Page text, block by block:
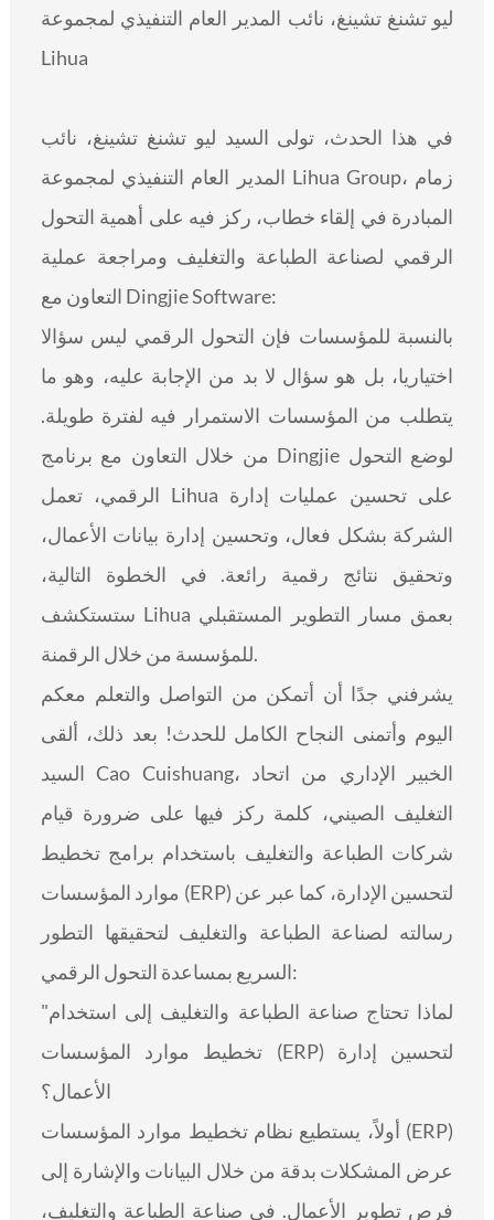
ليو تشنغ تشينغ، نائب المدير العام التنفيذي لمجموعة
Lihua
في هذا الحدث، تولى السيد ليو تشنغ تشينغ، نائب
المدير العام التنفيذي لمجموعة Lihua Group، زمام
المبادرة في إلقاء خطاب، ركز فيه على أهمية التحول
الرقمي لصناعة الطباعة والتغليف ومراجعة عملية
التعاون مع Dingjie Software:
بالنسبة للمؤسسات فإن التحول الرقمي ليس سؤالا
اختياريا، بل هو سؤال لا بد من الإجابة عليه، وهو ما
يتطلب من المؤسسات الاستمرار فيه لفترة طويلة.
من خلال التعاون مع برنامج Dingjie لوضع التحول
الرقمي، تعمل Lihua على تحسين عمليات إدارة
الشركة بشكل فعال، وتحسين إدارة بيانات الأعمال،
وتحقيق نتائج رقمية رائعة. في الخطوة التالية،
ستستكشف Lihua بعمق مسار التطوير المستقبلي
للمؤسسة من خلال الرقمنة.
يشرفني جدًا أن أتمكن من التواصل والتعلم معكم
اليوم وأتمنى النجاح الكامل للحدث! بعد ذلك، ألقى
السيد Cao Cuishuang، الخبير الإداري من اتحاد
التغليف الصيني، كلمة ركز فيها على ضرورة قيام
شركات الطباعة والتغليف باستخدام برامج تخطيط
موارد المؤسسات (ERP) لتحسين الإدارة، كما عبر عن
رسالته لصناعة الطباعة والتغليف لتحقيقها التطور
السريع بمساعدة التحول الرقمي:
"لماذا تحتاج صناعة الطباعة والتغليف إلى استخدام
تخطيط موارد المؤسسات (ERP) لتحسين إدارة
الأعمال؟
أولاً، يستطيع نظام تخطيط موارد المؤسسات (ERP)
عرض المشكلات بدقة من خلال البيانات والإشارة إلى
فرص تطوير الأعمال. في صناعة الطباعة والتغليف،